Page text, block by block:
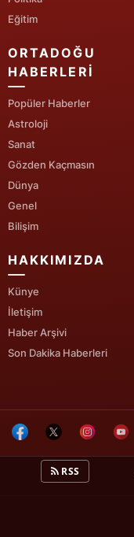
Eğitim
ORTADOĞU
HABERLERI
Popüler Haberler
Astroloji
Sanat
Gözden Kaçmasın
Dünya
Genel
Bilişim
HAKKIMIZDA
Künye
İletişim
Haber Arşivi
Son Dakika Haberleri
RSS